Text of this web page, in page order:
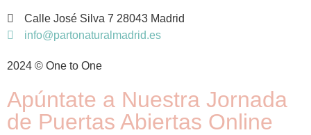
Calle José Silva 7 28043 Madrid
info@partonaturalmadrid.es
2024 © One to One
Apúntate a Nuestra Jornada
de Puertas Abiertas Online